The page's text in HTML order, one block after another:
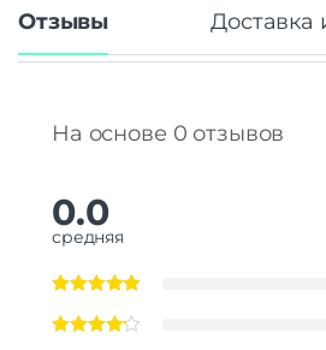
Отзывы Доставка
На основе 0 отзывов
0.0
средняя